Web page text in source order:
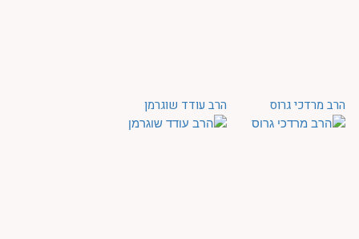
הרב מרדכי גרוס הרב עודד שוגרמן